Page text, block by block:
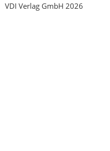
VDI Verlag GmbH 2026